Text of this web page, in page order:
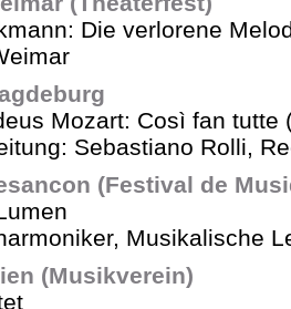
Die verlorene
Mozart: Così fan tutte
Sebastiano Rolli,
(Festival de
Musikalische
(Musikverein)